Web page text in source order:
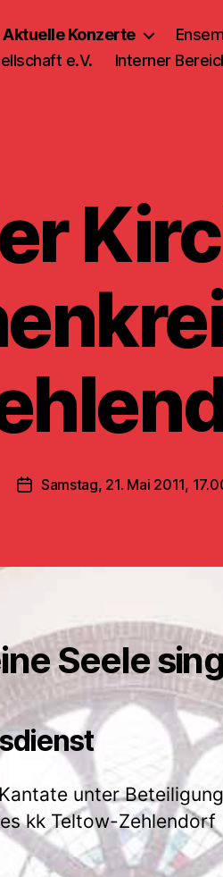
Aktuelle Konzerte
e.V.
Interner
Veröffentlichungsdatum
Samstag, 21. Mai 2011,
Seele
unter
kk Teltow-Zehlendorf